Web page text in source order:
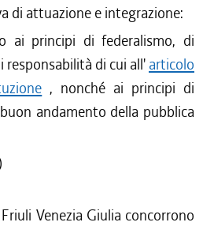
di attuazione e integrazione:
ai principi di federalismo, di
responsabilità di cui all' articolo
, nonché ai principi di
andamento della pubblica
Venezia Giulia concorrono